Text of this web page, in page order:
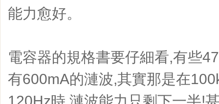
能力愈好。
電容器的規格書要仔細看,有些
有600mA的漣波,其實那是在